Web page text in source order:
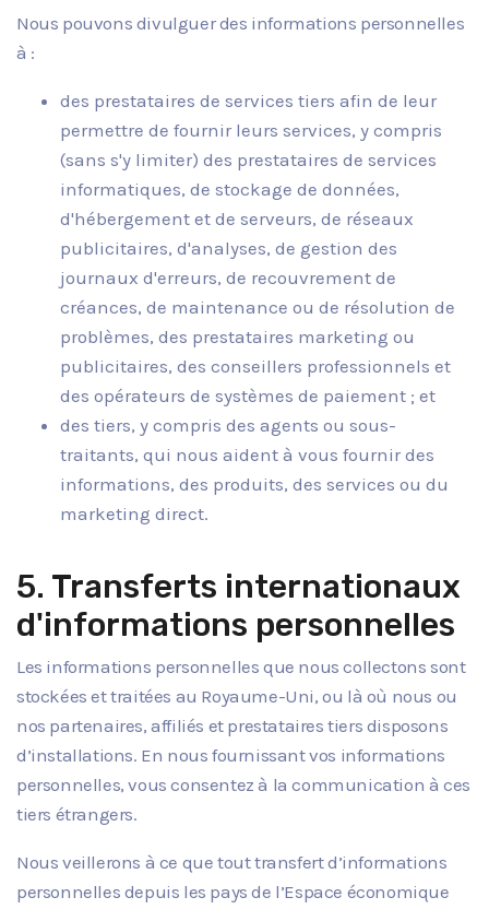
Nous pouvons divulguer des informations personnelles
à :
des prestataires de services tiers afin de leur
permettre de fournir leurs services, y compris
(sans s'y limiter) des prestataires de services
informatiques, de stockage de données,
d'hébergement et de serveurs, de réseaux
publicitaires, d'analyses, de gestion des
journaux d'erreurs, de recouvrement de
créances, de maintenance ou de résolution de
problèmes, des prestataires marketing ou
publicitaires, des conseillers professionnels et
des opérateurs de systèmes de paiement ; et
des tiers, y compris des agents ou sous-
traitants, qui nous aident à vous fournir des
informations, des produits, des services ou du
marketing direct.
5. Transferts internationaux
d'informations personnelles
Les informations personnelles que nous collectons sont
stockées et traitées au Royaume-Uni, ou là où nous ou
nos partenaires, affiliés et prestataires tiers disposons
d’installations. En nous fournissant vos informations
personnelles, vous consentez à la communication à ces
tiers étrangers.
Nous veillerons à ce que tout transfert d’informations
personnelles depuis les pays de l’Espace économique